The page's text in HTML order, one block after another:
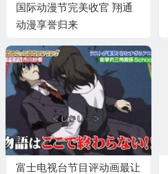
国际动漫节完美收官 翔通
动漫享誉归来
富士电视台节目评动画最让